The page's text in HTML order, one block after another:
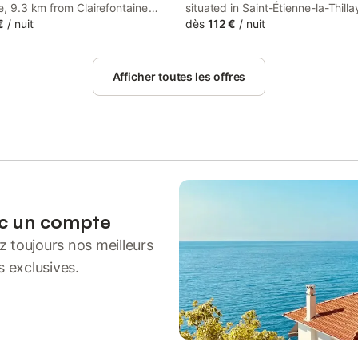
9.3 km from Clairefontaine
10 km from Casino Barrière
SNCF Railway Station.
/ nuit
situated in Saint-Étienne-la-
km from Clairefontaine
from Trouville-Deauville SNCF
Station.
dès 112 € / nuit
Afficher toutes les offres
un compte
toujours nos meilleurs
exclusives.